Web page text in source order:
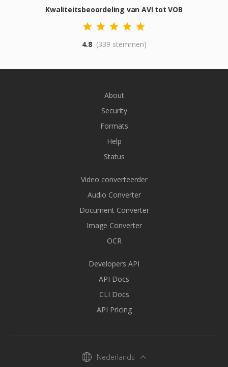
Kwaliteitsbeoordeling van AVI tot VOB
4.8 (339 stemmen)
About
Security
Formats
Help
Status
Video converteerder
Audio Converter
Document Converter
Image Converter
OCR
Developers API
API Docs
CLI Docs
API Pricing
Nederlands